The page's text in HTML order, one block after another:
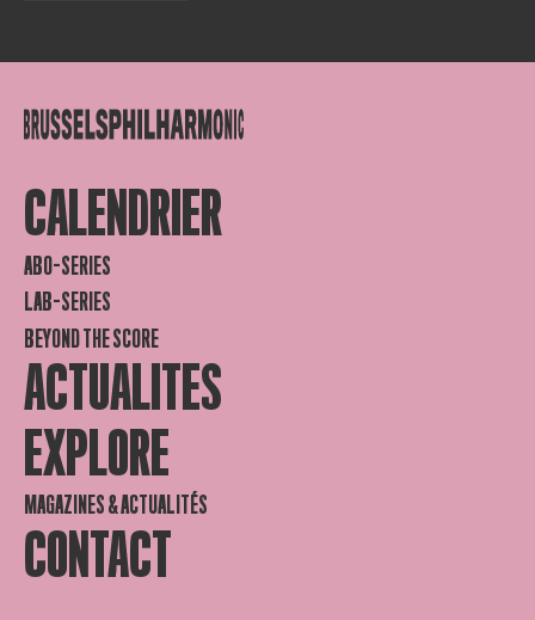
CALENDRIER
ABO-SERIES
LAB-SERIES
BEYOND THE SCORE
ACTUALITES
EXPLORE
MAGAZINES & ACTUALITÉS
CONTACT